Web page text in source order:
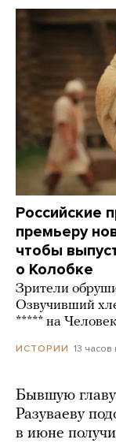
Российские
премьеру
чтобы
о Колобке
Зрители
Озвучивший
***** на
ИСТОРИИ 13 часов
Бывшую
Разуваеву
в июне